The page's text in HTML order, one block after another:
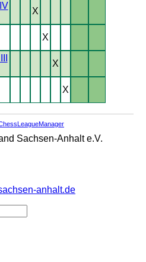
X
X
X
X
Sachsen-Anhalt e.V.
anhalt.de